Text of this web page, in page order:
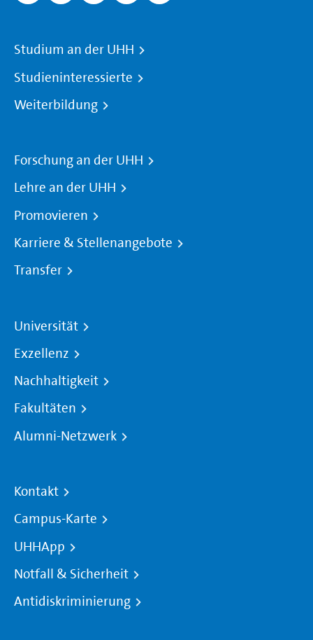
Studium an der UHH
Studieninteressierte
Weiterbildung
Forschung an der UHH
Lehre an der UHH
Promovieren
Karriere & Stellenangebote
Transfer
Universität
Exzellenz
Nachhaltigkeit
Fakultäten
Alumni-Netzwerk
Kontakt
Campus-Karte
UHHApp
Notfall & Sicherheit
Antidiskriminierung